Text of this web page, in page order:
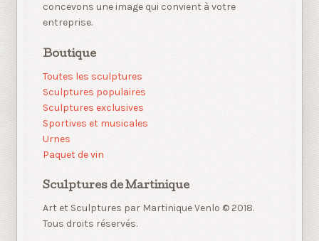
concevons une image qui convient à votre
entreprise.
Boutique
Toutes les sculptures
Sculptures populaires
Sculptures exclusives
Sportives et musicales
Urnes
Paquet de vin
Sculptures de Martinique
Art et Sculptures par Martinique Venlo © 2018.
Tous droits réservés.